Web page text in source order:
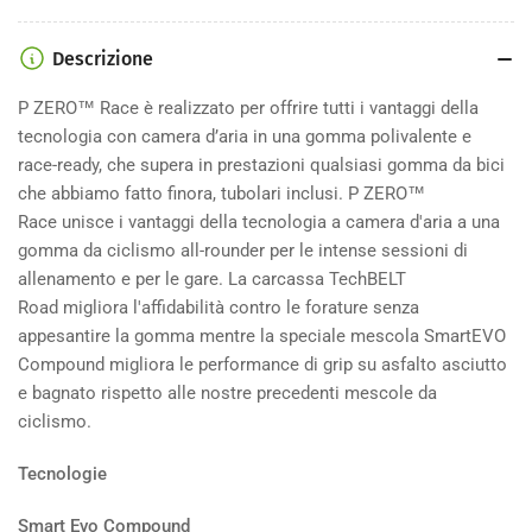
Descrizione
P ZERO™ Race è realizzato per offrire tutti i vantaggi della
tecnologia con camera d’aria in una gomma polivalente e
race-ready, che supera in prestazioni qualsiasi gomma da bici
che abbiamo fatto finora, tubolari inclusi. P ZERO™
Race unisce i vantaggi della tecnologia a camera d'aria a una
gomma da ciclismo all-rounder per le intense sessioni di
allenamento e per le gare. La carcassa TechBELT
Road migliora l'affidabilità contro le forature senza
appesantire la gomma mentre la speciale mescola SmartEVO
Compound migliora le performance di grip su asfalto asciutto
e bagnato rispetto alle nostre precedenti mescole da
ciclismo.
Tecnologie
Smart Evo Compound